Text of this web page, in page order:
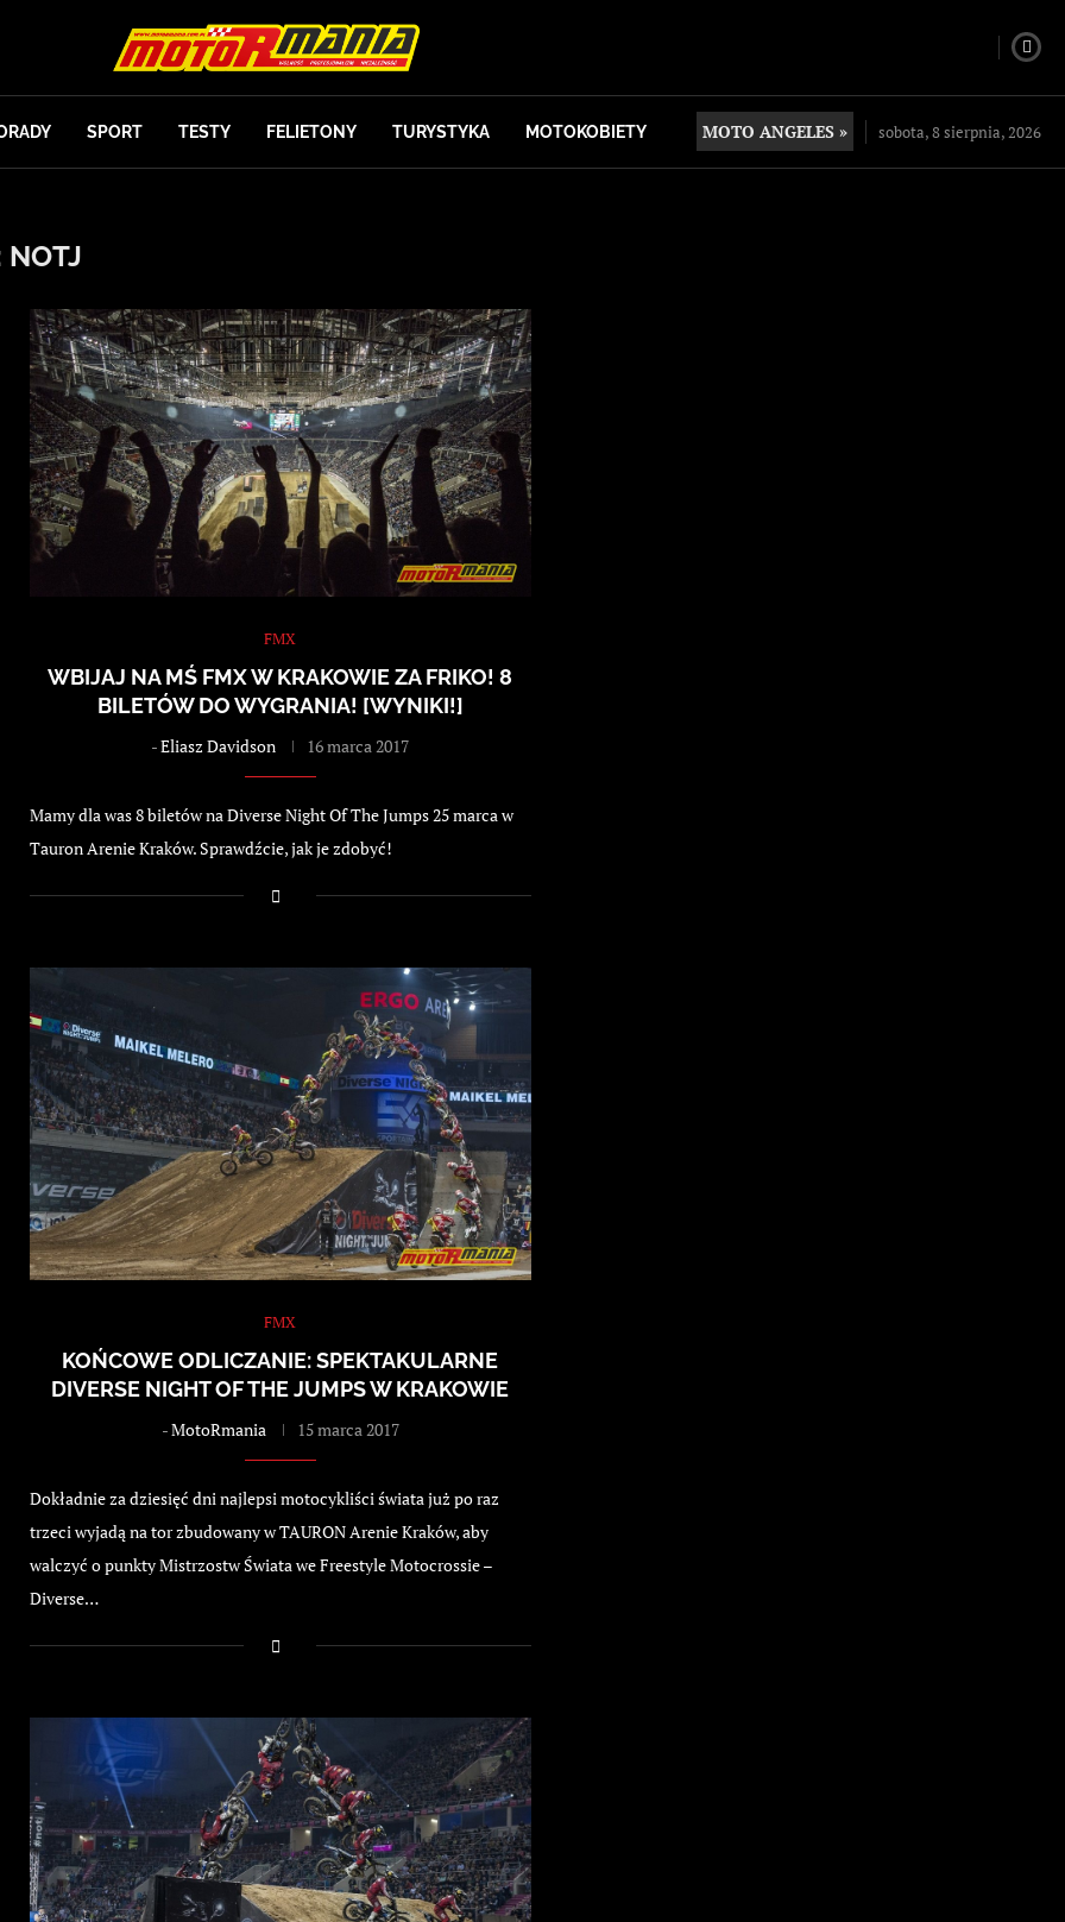
SPORT TESTY FELIETONY TURYSTYKA MOTOKOBIETY MOTO ANGELES » sobota, 8 sierpnia, 2026
NOTJ
FMX
WBIJAJ NA MŚ FMX W KRAKOWIE ZA FRIKO! 8
BILETÓW DO WYGRANIA! [WYNIKI!]
-Eliasz Davidson 16 marca 2017
Mamy dla was 8 biletów na Diverse Night Of The Jumps 25 marca w
Tauron Arenie Kraków. Sprawdźcie, jak je zdobyć!
FMX
KOŃCOWE ODLICZANIE: SPEKTAKULARNE
DIVERSE NIGHT OF THE JUMPS W KRAKOWIE
-MotoRmania 15 marca 2017
Dokładnie za dziesięć dni najlepsi motocykliści świata już po raz
trzeci wyjadą na tor zbudowany w TAURON Arenie Kraków, aby
walczyć o punkty Mistrzostw Świata we Freestyle Motocrossie –
Diverse…